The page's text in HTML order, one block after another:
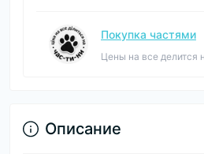
Покупка частями
Цены на все делится
Описание